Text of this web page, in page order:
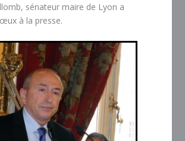
sénateur maire de Lyon a
à la presse.